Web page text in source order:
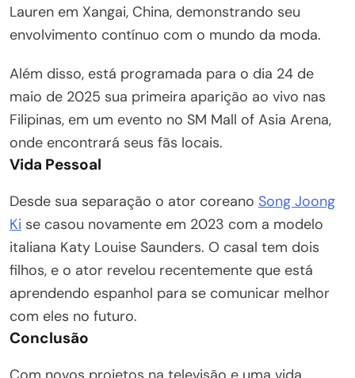
Lauren em Xangai, China, demonstrando seu
envolvimento contínuo com o mundo da moda.
Além disso, está programada para o dia 24 de
maio de 2025 sua primeira aparição ao vivo nas
Filipinas, em um evento no SM Mall of Asia Arena,
onde encontrará seus fãs locais.
Vida Pessoal
Desde sua separação o ator coreano Song Joong
Ki se casou novamente em 2023 com a modelo
italiana Katy Louise Saunders. O casal tem dois
filhos, e o ator revelou recentemente que está
aprendendo espanhol para se comunicar melhor
com eles no futuro.
Conclusão